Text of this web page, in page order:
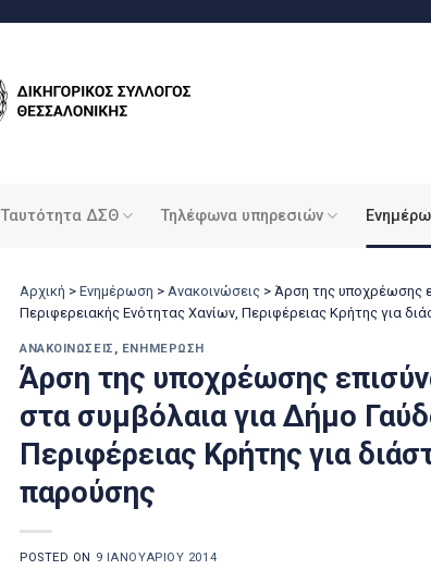
Ταυτότητα ΔΣΘ Τηλέφωνα υπηρεσιών
Αρχική > Ενημέρωση > Ανακοινώσεις > Άρση της υποχρέωσης
Περιφερειακής Ενότητας Χανίων, Περιφέρειας Κρήτης για
ΑΝΑΚΟΙΝΏΣΕΙΣ , ΕΝΗΜΈΡΩΣΗ
Άρση της υποχρέωσης
στα συμβόλαια για Δήμο
Περιφέρειας Κρήτης για
παρούσης
POSTED ON 9 ΙΑΝΟΥΑΡΊΟΥ 2014